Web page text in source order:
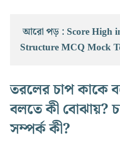
আরো পড় : Score High
Structure MCQ Mock
তরলের চাপ কাকে
বলতে কী বোঝায়?
সম্পর্ক কী?